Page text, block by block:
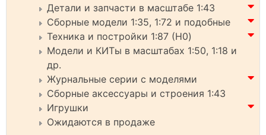
Детали и запчасти в масштабе 1:43
Сборные модели 1:35, 1:72 и подобные
Техника и постройки 1:87 (H0)
Модели и КИТы в масштабах 1:50, 1:18 и
др.
Журнальные серии с моделями
Сборные аксессуары и строения 1:43
Игрушки
Ожидаются в продаже